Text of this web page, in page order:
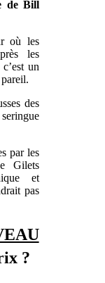
de Bill
où les
les
un
des
par les
Gilets
et
pas
?